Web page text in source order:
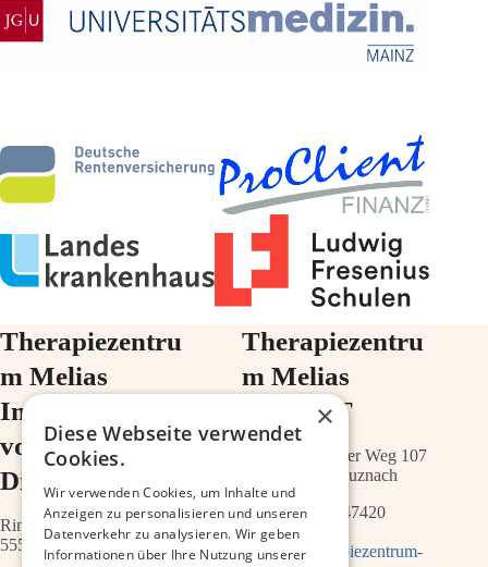
Therapiezentru
m Melias
Im Ärztehaus
vor der
Diakonie
Ringstr.64a
55543 Bad Kreuznach
Therapiezentru
m Melias
im ZIMT
Schwabenheimer Weg 107
55543 Bad Kreuznach
0671 – 21547420
info@therapiezentrum-
×
Diese Webseite verwendet
Cookies.
Wir verwenden Cookies, um Inhalte und
Anzeigen zu personalisieren und unseren
Datenverkehr zu analysieren. Wir geben
Informationen über Ihre Nutzung unserer